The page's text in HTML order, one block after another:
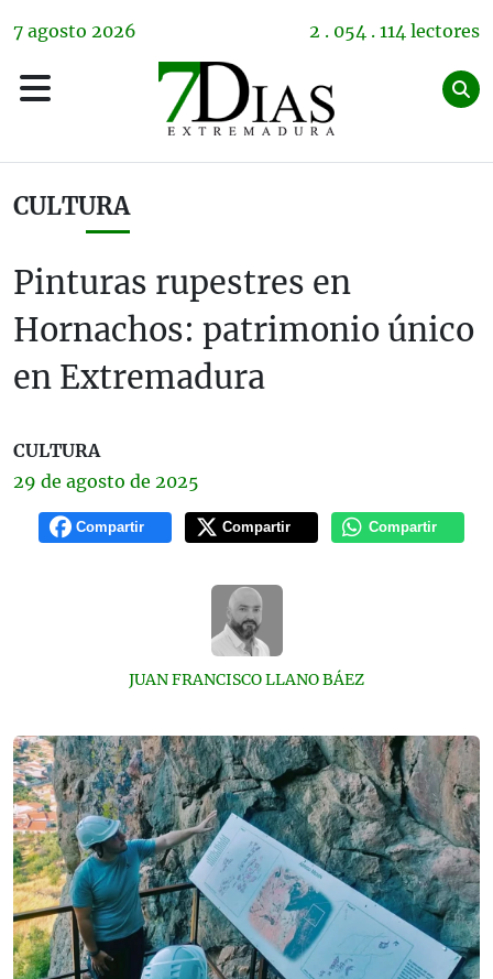
7 agosto 2026 2 . 054 . 114 lectores
CULTURA
Pinturas rupestres en
Hornachos: patrimonio único
en Extremadura
CULTURA
29 de agosto de 2025
Compartir Compartir Compartir
JUAN FRANCISCO LLANO BÁEZ